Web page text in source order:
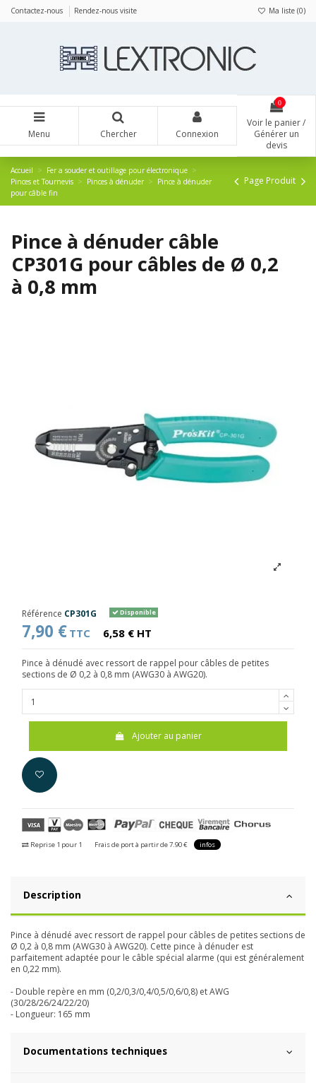
Contactez-nous Rendez-nous visite Ma liste (0)
Menu Chercher Connexion
0
Voir le panier /
Générer un
devis
Accueil
Fer a souder et outillage pour électronique
Pinces et Tournevis
Pinces à dénuder
Pince à dénuder
pour câble fin
Page Produit
Pince à dénuder câble
CP301G pour câbles de Ø 0,2
à 0,8 mm
Référence CP301G Disponible
7,90 € TTC 6,58 € HT
Pince à dénudé avec ressort de rappel pour câbles de petites
sections de Ø 0,2 à 0,8 mm (AWG30 à AWG20).
Ajouter au panier
Reprise 1 pour 1 Frais de port à partir de 7.90 € infos
Description
Pince à dénudé avec ressort de rappel pour câbles de petites sections de
Ø 0,2 à 0,8 mm (AWG30 à AWG20). Cette pince à dénuder est
parfaitement adaptée pour le câble spécial alarme (qui est généralement
en 0,22 mm).
- Double repère en mm (0,2/0,3/0,4/0,5/0,6/0,8) et AWG
(30/28/26/24/22/20)
- Longueur: 165 mm
Documentations techniques
Panneau de gestion des cookies